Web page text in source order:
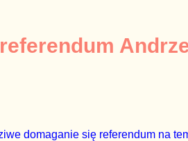
– z roku 1951, czyli czasów
gardło pochwalenie
i smutne – niegodne premiera
domaganie się referendum na